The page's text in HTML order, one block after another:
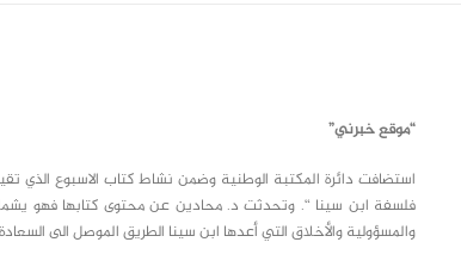
“موقع خبرني”
استضافت دائرة المكتبة الوطنية وضمن نشاط كتاب الاسبوع الذي
فلسفة ابن سينا “. وتحدثت د. محادين عن محتوى كتابها فهو
والمسؤولية والأخلاق التي أعدها ابن سينا الطريق الموصل الى